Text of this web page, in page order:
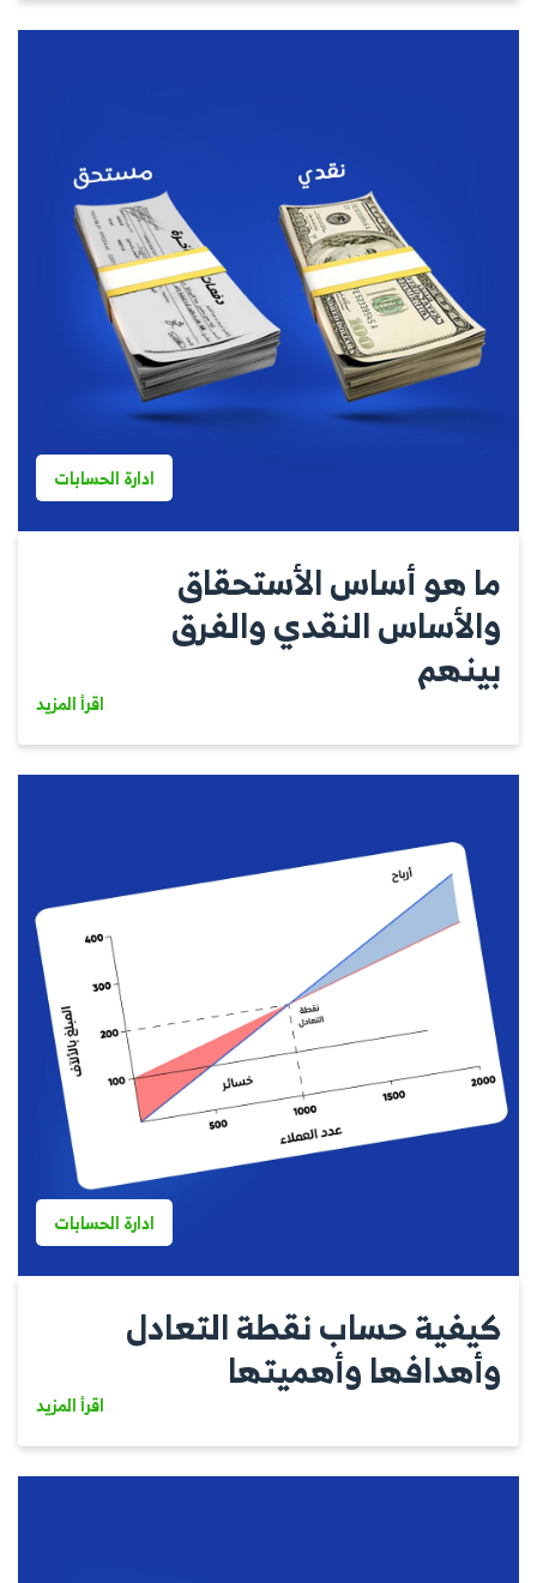
ادارة الحسابات
ما هو أساس الأستحقاق
والأساس النقدي والفرق
بينهم
اقرأ المزيد
ادارة الحسابات
كيفية حساب نقطة التعادل
وأهدافها وأهميتها
اقرأ المزيد